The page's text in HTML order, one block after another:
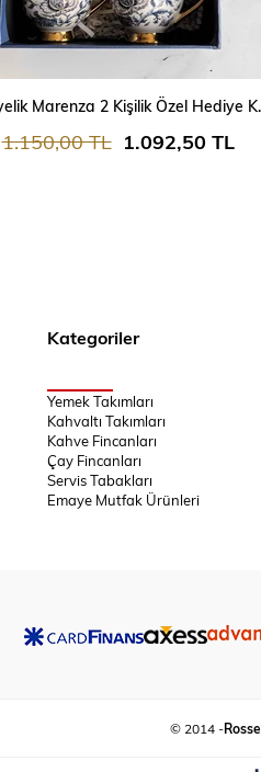
Hediyelik
1.092,50 TL
1.150,00 TL
Kategoriler
Yemek Takımları
Kahvaltı Takımları
Kahve Fincanları
Çay Fincanları
Servis Tabakları
Emaye Mutfak Ürünleri
© 2014 -